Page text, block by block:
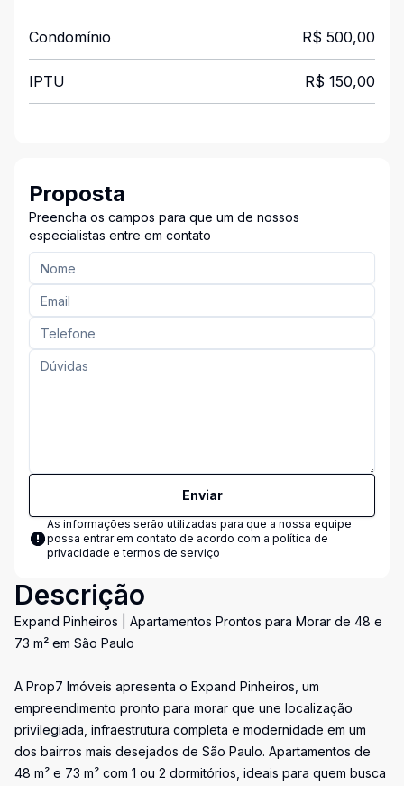
Condomínio R$ 500,00
IPTU R$ 150,00
Proposta
Preencha os campos para que um de nossos
especialistas entre em contato
Enviar
As informações serão utilizadas para que a nossa equipe
possa entrar em contato de acordo com a política de
privacidade e termos de serviço
Descrição
Expand Pinheiros | Apartamentos Prontos para Morar de 48 e
73 m² em São Paulo
A Prop7 Imóveis apresenta o Expand Pinheiros, um
empreendimento pronto para morar que une localização
privilegiada, infraestrutura completa e modernidade em um
dos bairros mais desejados de São Paulo. Apartamentos de
48 m² e 73 m² com 1 ou 2 dormitórios, ideais para quem busca